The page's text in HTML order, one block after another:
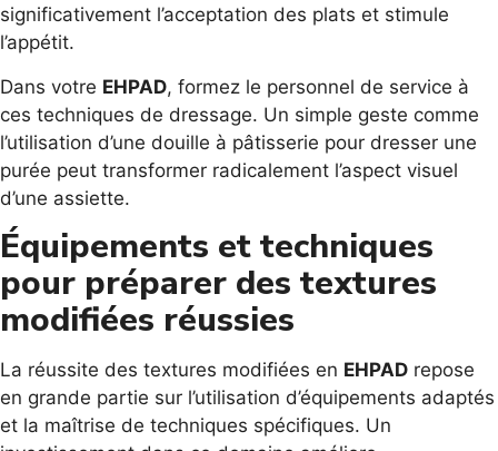
significativement l’acceptation des plats et stimule
l’appétit.
Dans votre EHPAD, formez le personnel de service à
ces techniques de dressage. Un simple geste comme
l’utilisation d’une douille à pâtisserie pour dresser une
purée peut transformer radicalement l’aspect visuel
d’une assiette.
Équipements et techniques
pour préparer des textures
modifiées réussies
La réussite des textures modifiées en EHPAD repose
en grande partie sur l’utilisation d’équipements adaptés
et la maîtrise de techniques spécifiques. Un